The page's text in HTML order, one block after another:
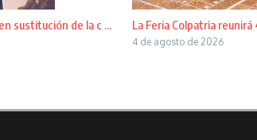
sustitución de la c ... La Feria Colpatria
4 de agosto de 2026